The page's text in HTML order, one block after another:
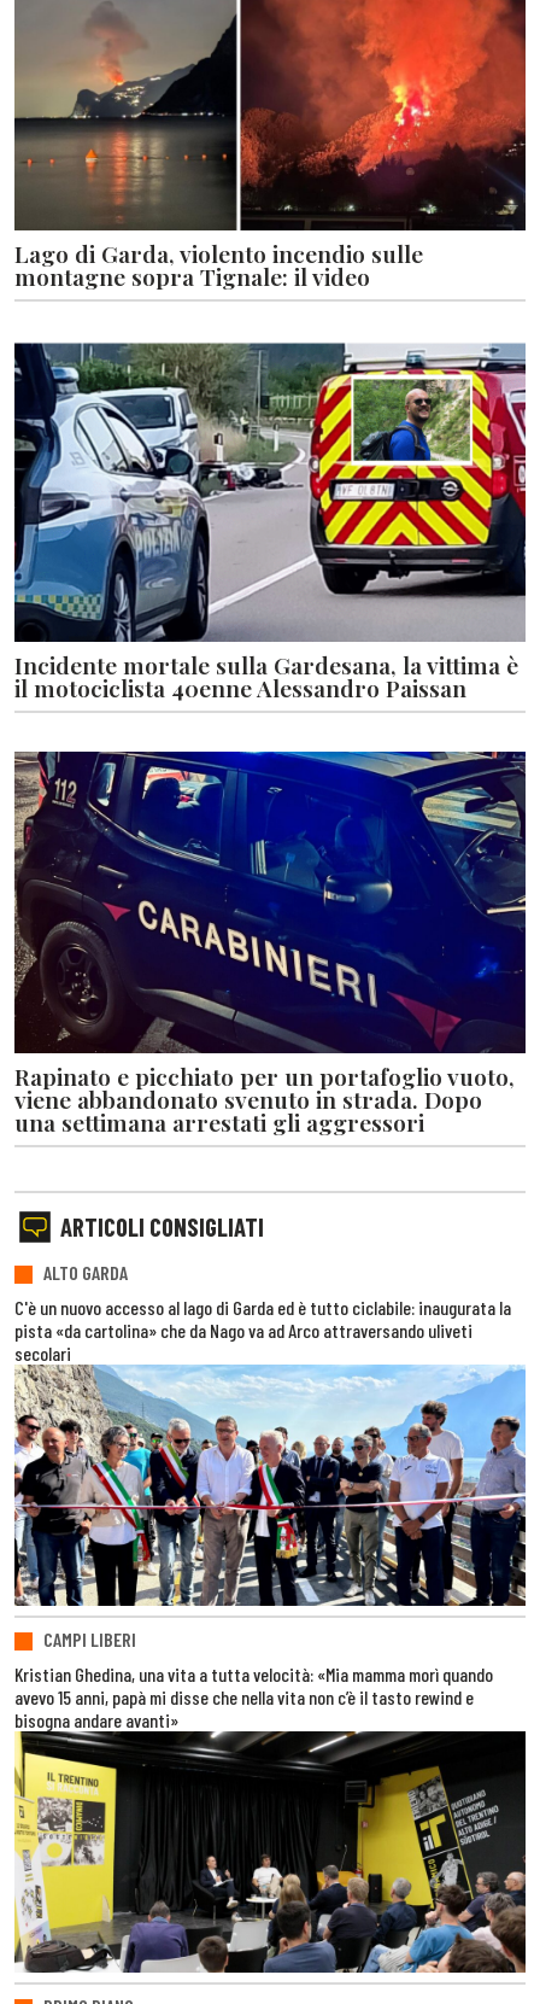
Lago di Garda, violento incendio sulle
montagne sopra Tignale: il video
Incidente mortale sulla Gardesana, la vittima è
il motociclista 40enne Alessandro Paissan
Rapinato e picchiato per un portafoglio vuoto,
viene abbandonato svenuto in strada. Dopo
una settimana arrestati gli aggressori
ARTICOLI CONSIGLIATI
ALTO GARDA
C'è un nuovo accesso al lago di Garda ed è tutto ciclabile: inaugurata la
pista «da cartolina» che da Nago va ad Arco attraversando uliveti
secolari
CAMPI LIBERI
Kristian Ghedina, una vita a tutta velocità: «Mia mamma morì quando
avevo 15 anni, papà mi disse che nella vita non c’è il tasto rewind e
bisogna andare avanti»